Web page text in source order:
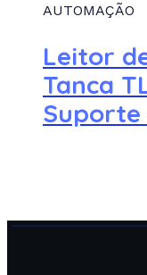
AUTOMAÇÃO
Leitor
Tanca
Suporte